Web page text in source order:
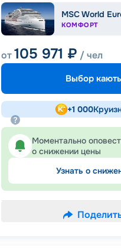
MSC World
КОМФОРТ
от105 971 ₽ / чел
Выбор
+1 000
Моментально
о снижении цены
Узнать о